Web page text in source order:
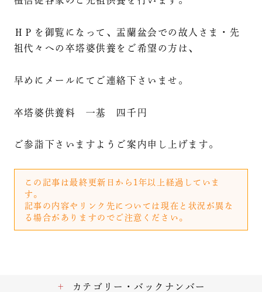
ＨＰを御覧になって、盂蘭盆会での故人さま・先
祖代々への卒塔婆供養をご希望の方は、
早めにメールにてご連絡下さいませ。
卒塔婆供養料 一基 四千円
ご参詣下さいますようご案内申し上げます。
この記事は最終更新日から1年以上経過していま
す。
記事の内容やリンク先については現在と状況が異な
る場合がありますのでご注意ください。
カテゴリー・バックナンバー